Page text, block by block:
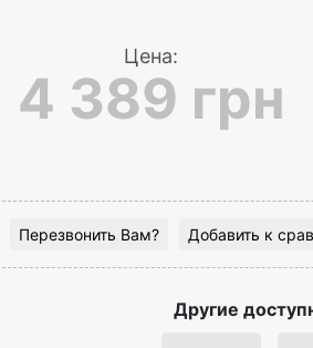
Цена:
4 389 грн
Перезвонить Вам? Добавить к
Другие